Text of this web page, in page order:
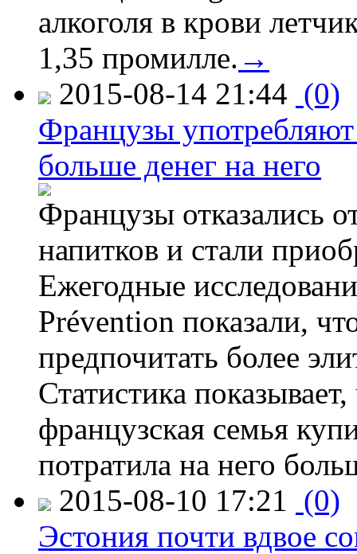
алкоголя в крови
1,35 промилле. →
2015-08-14 21:44 (0)
Французы
больше денег на него
Французы отказались
напитков и стали
Ежегодные
Prévention показали,
предпочитать более
Статистика
французская семья
потратила на него
2015-08-10 17:21 (0)
Эстония почти вдвое